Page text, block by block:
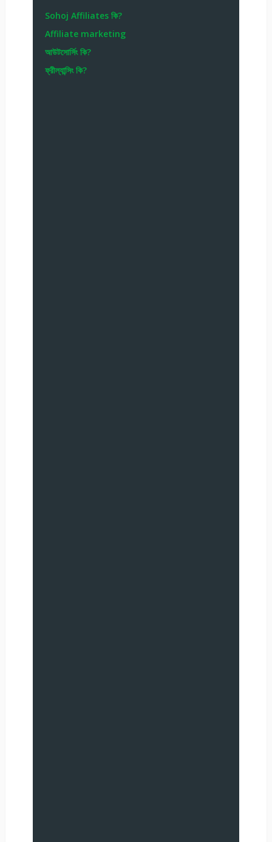
Sohoj Affiliates কি?
Affiliate marketing
আউটসোর্সিং কি?
ফ্রীল্যান্সিং কি?